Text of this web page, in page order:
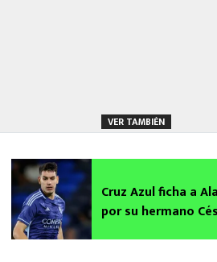
VER TAMBIÉN
Cruz Azul ficha a
por su hermano